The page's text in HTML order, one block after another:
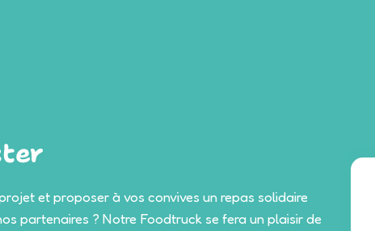
et proposer à vos convives un repas solidaire
partenaires ? Notre Foodtruck se fera un plaisir de